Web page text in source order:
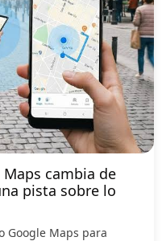
cambia de
pista sobre lo
Google Maps para